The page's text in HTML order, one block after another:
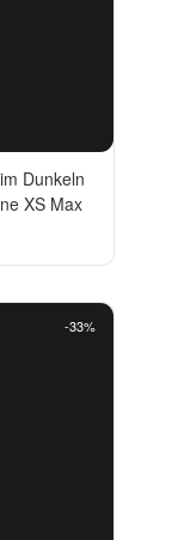
Dunkeln
XS Max
-33%